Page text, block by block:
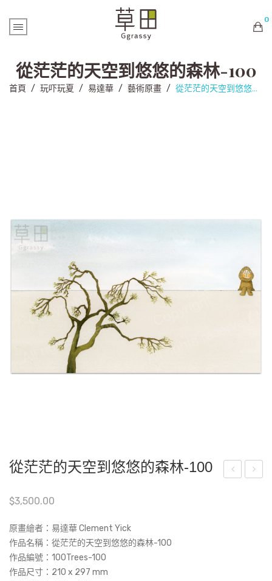
0
購物車內未有商品
從茫茫的天空到悠悠的森林-100
首頁 / 玩吓玩夏 / 易達華 / 藝術原畫 / 從茫茫的天空到悠悠的森林-100
從茫茫的天空到悠悠的森林-100
$3,500.00
原畫繪者：易達華 Clement Yick
作品名稱： 從茫茫的天空到悠悠的森林-100
作品編號：100Trees-100
作品尺寸： 210 x 297 mm